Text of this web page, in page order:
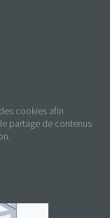
cookies afin
partage de contenus